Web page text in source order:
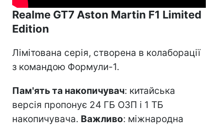
Realme GT7 Aston Martin F1 Limited
Edition
Лімітована серія, створена в колаборації
з командою Формули-1.
Пам'ять та накопичувач: китайська
версія пропонує 24 ГБ ОЗП і 1 ТБ
накопичувача. Важливо: міжнародна